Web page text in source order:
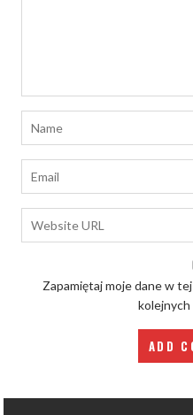
Zapamiętaj moje dane w
kolejnych